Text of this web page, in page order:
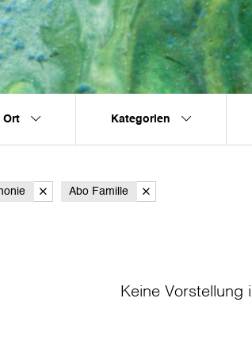
Ort Kategorien
Abo Famille
Keine Vorstellung